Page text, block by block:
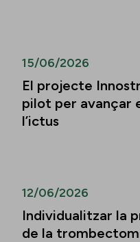
15/06/2026
El projecte
pilot per avançar
l’ictus
12/06/2026
Individualitzar la
de la